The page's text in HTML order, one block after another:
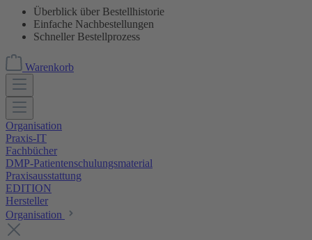
Überblick über Bestellhistorie
Einfache Nachbestellungen
Schneller Bestellprozess
Warenkorb
Organisation
Praxis-IT
Fachbücher
DMP-Patientenschulungsmaterial
Praxisausstattung
EDITION
Hersteller
Organisation